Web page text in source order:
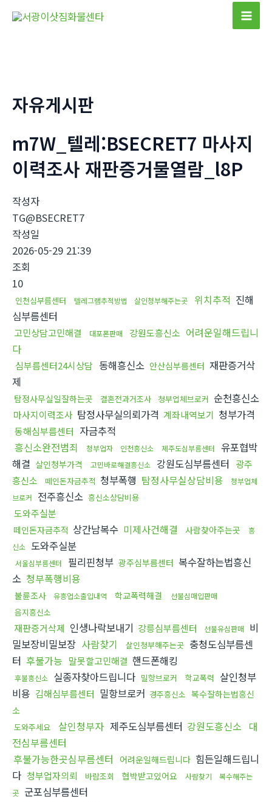
Main
자유게시판
m7W_텔레:BSECRET7 마사지
이력조사 재판증거물열람_l8P
작성자
TG@BSECRET7
작성일
2026-05-29 21:39
조회
10
인천심부름센터 텔레그램추적방법 살인청부해주는곳 위치추적 진해
심부름센터
고민상담고민해결 대포폰판매 강원도흥신소 어려운일해드립니
다
심부름센터24시상담 동해흥신소 안산심부름센터 재판증거삭
제
탐정사무실일잘하는곳 결혼전과거조사 청부업체브로커 순천흥신소
마사지이력조사 탐정사무실의뢰가격 계좌내역보기 청부가격
동해심부름센터 자금추적
흥신소완전범죄
청부업자 인천흥신소 제주도심부름센터
유포협박
해결 살인청부가격 고민바로해결흥신소 강원도심부름센터 광주
흥신소
떼인돈자금추적 청부폭행 탐정사무실상담비용
청부업체
브로커
전주흥신소 흥신소상담비용
도와주실분
떼인돈자금추적 상간남복수 미제사건해결 사람찾아주는곳
흥
신소 도와주실분
서울심부름센터 필리핀청부 광주심부름센터 복수잘하는법흥신
소 청부폭행비용
불륜조사 유흥업소출입내역 학교폭력해결 선불심매입판매
음지흥신소
재판증거삭제 인생나락보내기 강릉심부름센터 선불유심판매 비
밀보장비밀보장 사람찾기 살인청부해주는곳 충청도심부름센
터 후불가능 말못할고민해결 핸드폰해킹
후불흥신소 실종자찾아드립니다 밀항브로커 학교폭력 살인청부
비용 김해심부름센터 밀항브로커 경주흥신소 복수잘하는법흥신
소
도와주세요 살인청부자 제주도심부름센터 강원도흥신소 대
전심부름센터
후불가능한곳심부름센터
어려운일해드립니다 힘든일해드립니
다 청부업자의뢰 바람조회 협박받고있어요 사람찾기
복수해주는
곳 군포심부름센터